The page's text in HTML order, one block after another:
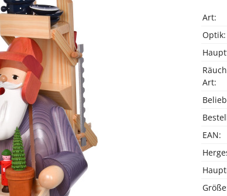
Art:
Optik:
Art:
EAN: